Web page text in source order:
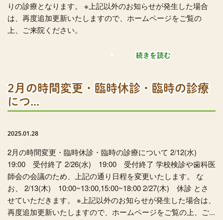
りの診療となります。 ※上記以外のお知らせが発生した場合
は、再度追加更新いたしますので、ホームページをご覧の
上、ご来院ください。
続きを読む
2月の時間変更・臨時休診・臨時の診療
につ...
2025.01.28
2月の時間変更・臨時休診・臨時の診療について 2/12(水)
19:00 受付終了 2/26(水) 19:00 受付終了 学校検診や歯科医
師会の会議のため、上記の通り日程を変更いたします。 な
お、 2/13(木) 10:00~13:00,15:00~18:00 2/27(木) 休診 とさ
せていただきます。 ※上記以外のお知らせが発生した場合は、
再度追加更新いたしますので、ホームページをご覧の上、ご...